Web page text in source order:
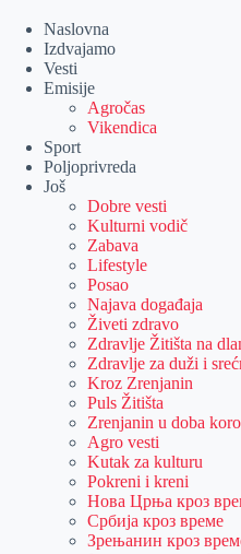
content
Naslovna
Izdvajamo
Vesti
Emisije
Agročas
Vikendica
Sport
Poljoprivreda
Još
Dobre vesti
Kulturni vodič
Zabava
Lifestyle
Posao
Najava događaja
Živeti zdravo
Zdravlje Žitišta na
Zdravlje za duži i
Kroz Zrenjanin
Puls Žitišta
Zrenjanin u doba
Agro vesti
Kutak za kulturu
Pokreni i kreni
Нова Црња кроз
Србија кроз време
Зрењанин кроз